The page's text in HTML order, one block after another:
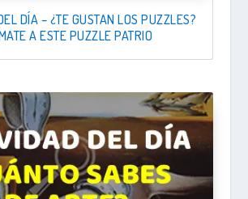
DÍA – ¿TE GUSTAN LOS PUZZLES?
A ESTE PUZZLE PATRIO